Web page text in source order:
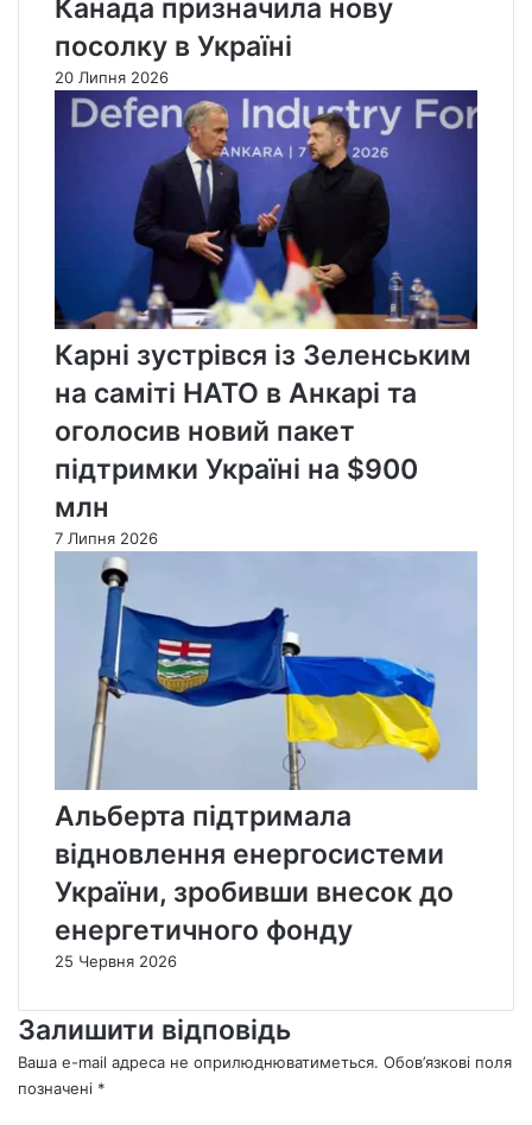
Канада призначила нову
посолку в Україні
20 Липня 2026
Карні зустрівся із Зеленським
на саміті НАТО в Анкарі та
оголосив новий пакет
підтримки Україні на $900
млн
7 Липня 2026
Альберта підтримала
відновлення енергосистеми
України, зробивши внесок до
енергетичного фонду
25 Червня 2026
Залишити відповідь
Ваша e-mail адреса не оприлюднюватиметься. Обов’язкові поля
позначені *